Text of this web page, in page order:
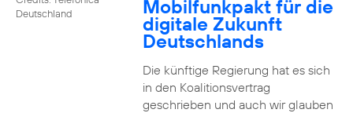
Deutschland
Mobilfunkpakt für die
digitale Zukunft
Deutschlands
Die künftige Regierung hat es sich
in den Koalitionsvertrag
geschrieben und auch wir glauben